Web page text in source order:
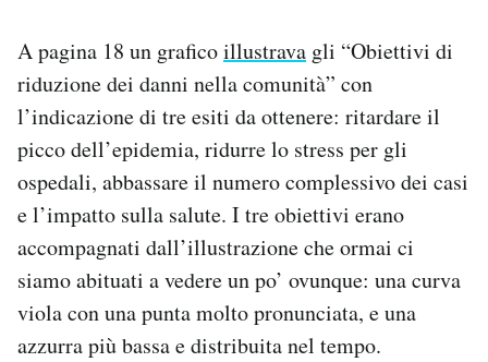
A pagina 18 un graficoillustrava gli “Obiettivi di
riduzione dei danni nella comunità” con
l’indicazione di tre esiti da ottenere: ritardare il
picco dell’epidemia, ridurre lo stress per gli
ospedali, abbassare il numero complessivo dei casi
e l’impatto sulla salute. I tre obiettivi erano
accompagnati dall’illustrazione che ormai ci
siamo abituati a vedere un po’ ovunque: una curva
viola con una punta molto pronunciata, e una
azzurra più bassa e distribuita nel tempo.